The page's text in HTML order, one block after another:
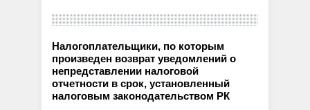
Налогоплательщики, по которым
произведен возврат уведомлений о
непредставлении налоговой
отчетности в срок, установленный
налоговым законодательством РК